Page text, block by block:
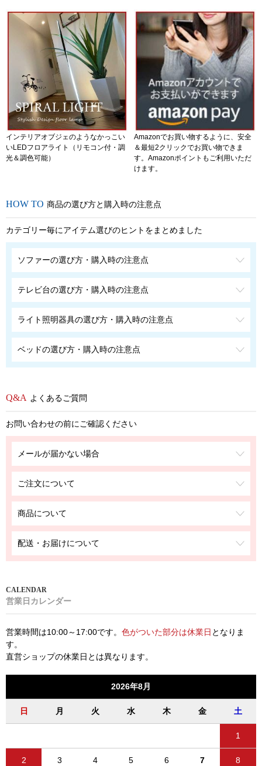
インテリアオブジェのようなかっこい
いLEDフロアライト（リモコン付・調
光＆調色可能）
Amazonでお買い物するように、安全
＆最短2クリックでお買い物できま
す。Amazonポイントもご利用いただ
けます。
商品の選び方と購入時の注意点
カテゴリー毎にアイテム選びのヒントをまとめました
ソファーの選び方・購入時の注意点
テレビ台の選び方・購入時の注意点
ライト照明器具の選び方・購入時の注意点
ベッドの選び方・購入時の注意点
よくあるご質問
お問い合わせの前にご確認ください
メールが届かない場合
ご注文について
商品について
配送・お届けについて
営業日カレンダー
営業時間は10:00～17:00です。 色がついた部分は休業日 となりま
す。
直営ショップの休業日とは異なります。
2026年8月
日 月 火 水 木 金 土
1
2 3 4 5 6 7 8